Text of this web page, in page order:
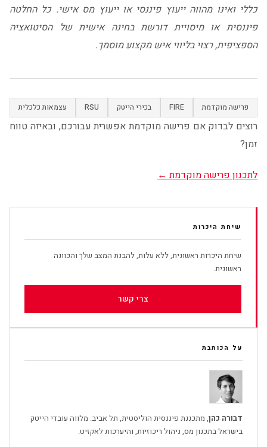
כללי ואינו מהווה ייעוץ פיננסי או ייעוץ מס אישי. כל החלטה
פיננסית או מיסויית דורשת בחינה אישית של הסיטואציה
הספציפית, רצוי בליווי איש מקצוע מוסמך.
פרישה מוקדמת FIRE בכירי הייטק RSU עצמאות כלכלית
רוצים לבדוק אם פרישה מוקדמת אפשרית עבורכם, ובאיזה טווח
זמן?
לתכנון פרישה מוקדמת ←
שיחת היכרות
שיחת היכרות ראשונית, ללא עלות, להבנת המצב שלך והכוונה
ראשונית.
צרי קשר
על הכותבת
דבורה כהן, מתכננת פיננסית הוליסטית, תל אביב. מלווה עובדי הייטק
בישראל בתכנון מס, ניהול ריכוזיות, והיערכות לאקזיט.